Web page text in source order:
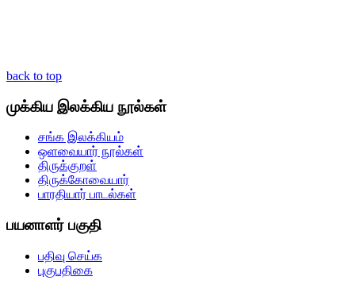
back to top
முக்கிய இலக்கிய நூல்கள்
சங்க இலக்கியம்
ஒளவையார் நூல்கள்
திருக்குறள்
திருக்கோவையார்
பாரதியார் பாடல்கள்
பயனாளர் பகுதி
பதிவு செய்க
புகுபதிகை